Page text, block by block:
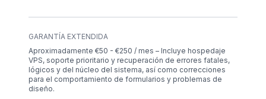
GARANTÍA EXTENDIDA
Aproximadamente €50 - €250 / mes – Incluye hospedaje
VPS, soporte prioritario y recuperación de errores fatales,
lógicos y del núcleo del sistema, así como correcciones
para el comportamiento de formularios y problemas de
diseño.